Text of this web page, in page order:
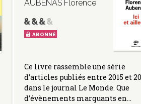
AUBENAS Florence
ABONNÉ
Ce livre rassemble une série
d’articles publiés entre 2015 et
dans le journal Le Monde. Que
d’évènements marquants en…